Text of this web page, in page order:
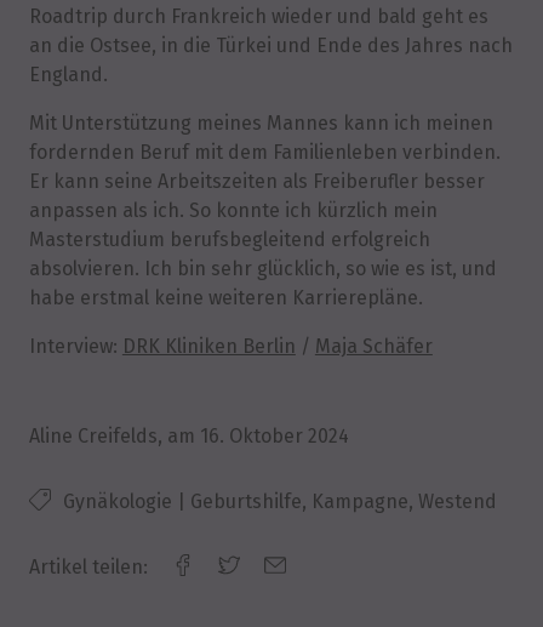
Roadtrip durch Frankreich wieder und bald geht es
an die Ostsee, in die Türkei und Ende des Jahres nach
England.
Mit Unterstützung meines Mannes kann ich meinen
fordernden Beruf mit dem Familienleben verbinden.
Er kann seine Arbeitszeiten als Freiberufler besser
anpassen als ich. So konnte ich kürzlich mein
Masterstudium berufsbegleitend erfolgreich
absolvieren. Ich bin sehr glücklich, so wie es ist, und
habe erstmal keine weiteren Karrierepläne.
Interview: DRK Kliniken Berlin / Maja Schäfer
Aline Creifelds, am 16. Oktober 2024
Gynäkologie | Geburtshilfe, Kampagne, Westend
Artikel teilen: